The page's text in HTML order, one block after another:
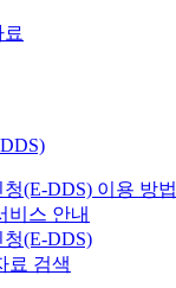
(E-DDS) 이용 방법
비스 안내
(E-DDS)
료 검색